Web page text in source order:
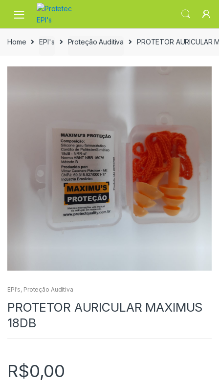
navigation
content
Home
EPI's Proteção Auditiva PROTETOR AURICULAR
EPI's, Proteção Auditiva
PROTETOR AURICULAR MAXIMUS
18DB
R$0,00